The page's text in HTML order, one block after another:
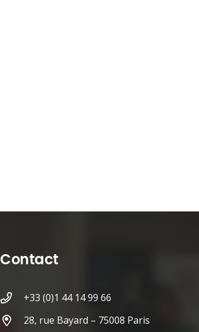
Contact
+33 (0)1 44 14 99 66
28, rue Bayard – 75008 Paris